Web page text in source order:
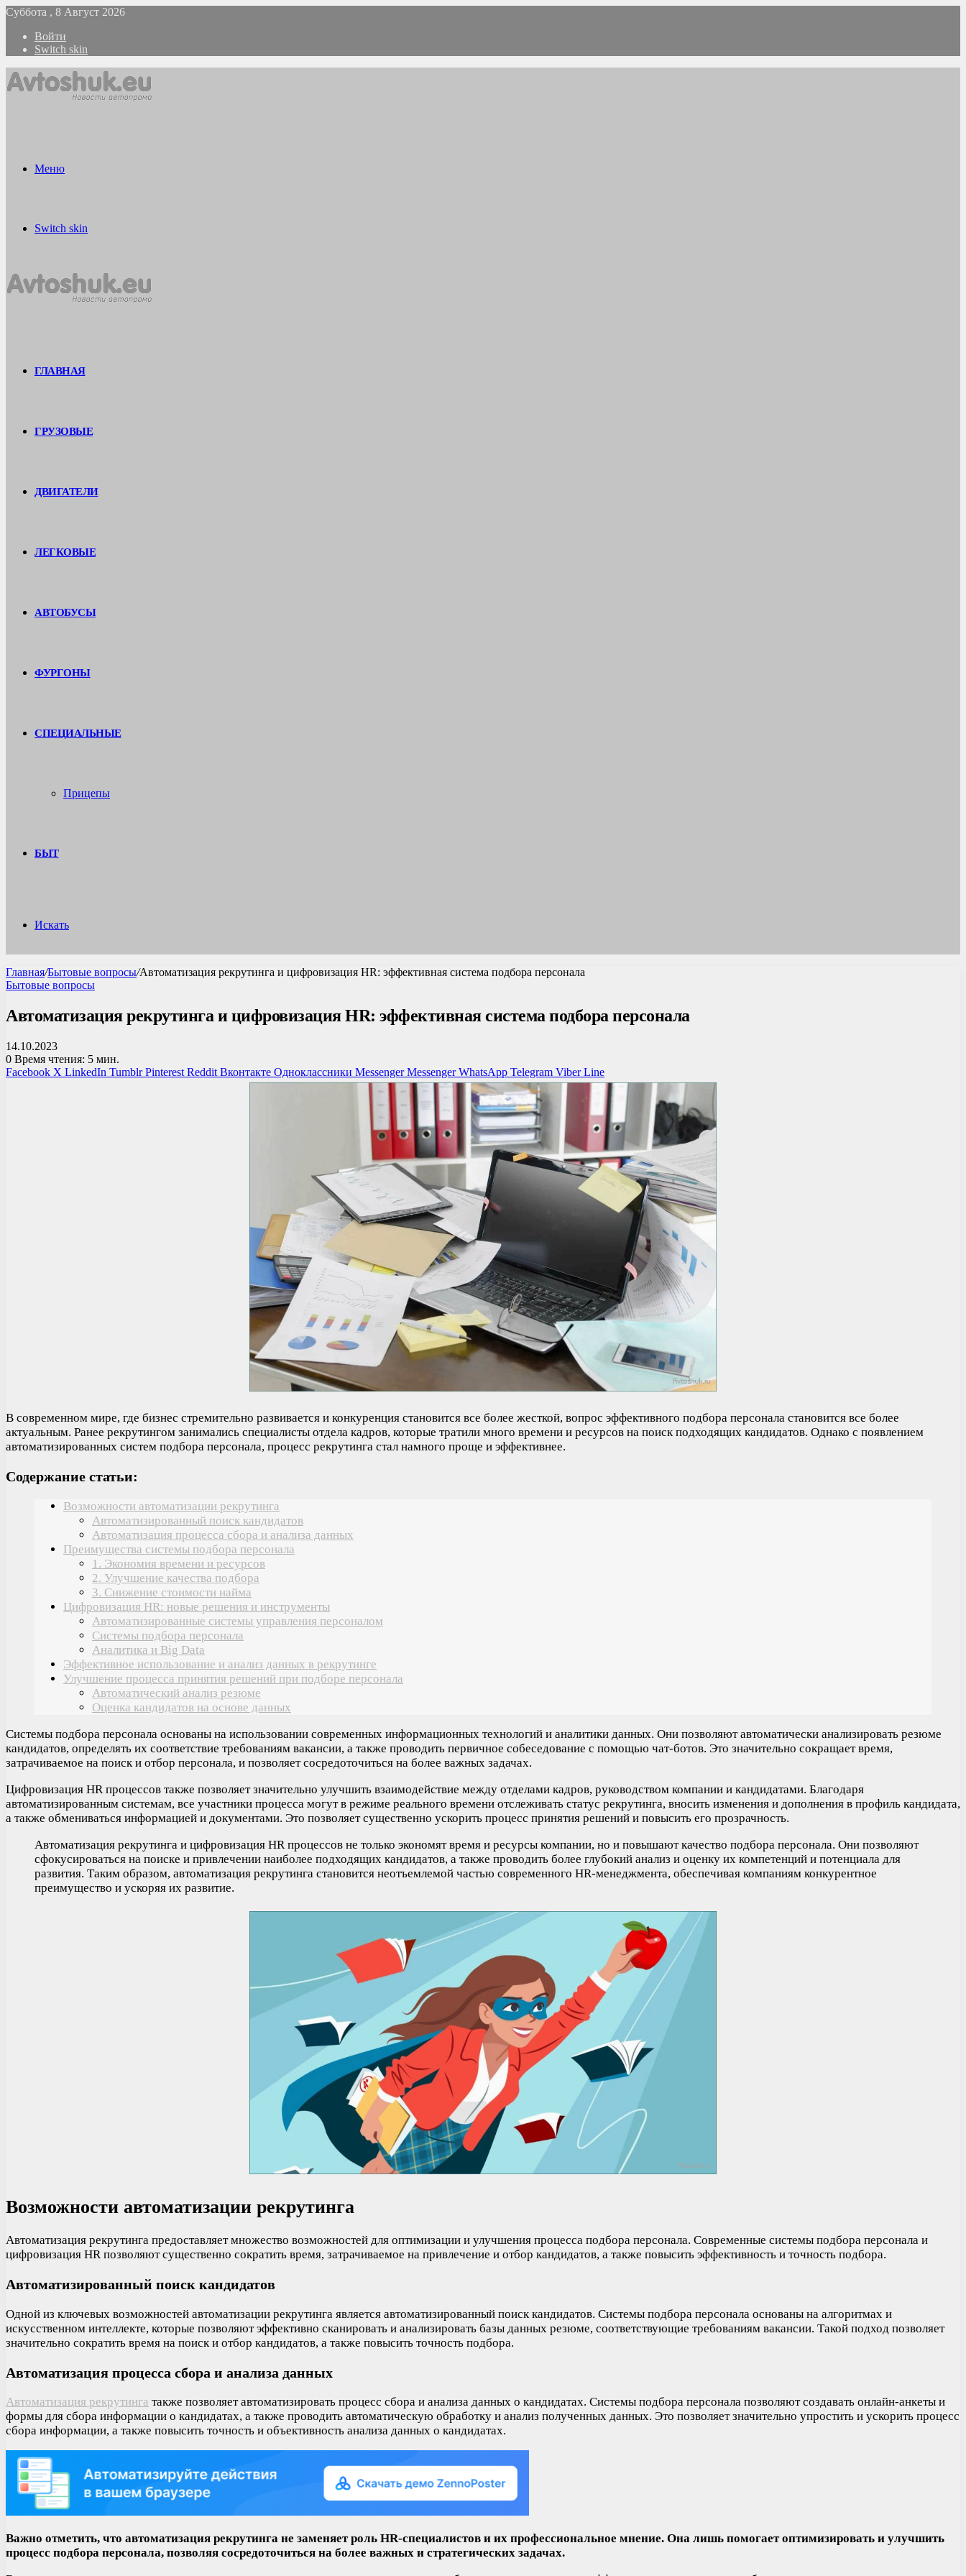
Суббота , 8 Август 2026
Войти
Switch skin
Меню
Switch skin
ГЛАВНАЯ
ГРУЗОВЫЕ
ДВИГАТЕЛИ
ЛЕГКОВЫЕ
АВТОБУСЫ
ФУРГОНЫ
СПЕЦИАЛЬНЫЕ
Прицепы
БЫТ
Искать
Главная/Бытовые вопросы/Автоматизация рекрутинга и цифровизация HR: эффективная система подбора персонала
Бытовые вопросы
Автоматизация рекрутинга и цифровизация HR: эффективная система подбора персонала
14.10.2023
0 Время чтения: 5 мин.
Facebook X LinkedIn Tumblr Pinterest Reddit Вконтакте Одноклассники Messenger Messenger WhatsApp Telegram Viber Line
В современном мире, где бизнес стремительно развивается и конкуренция становится все более жесткой, вопрос эффективного подбора персонала становится все более
актуальным. Ранее рекрутингом занимались специалисты отдела кадров, которые тратили много времени и ресурсов на поиск подходящих кандидатов. Однако с появлением
автоматизированных систем подбора персонала, процесс рекрутинга стал намного проще и эффективнее.
Содержание статьи:
Возможности автоматизации рекрутинга
Автоматизированный поиск кандидатов
Автоматизация процесса сбора и анализа данных
Преимущества системы подбора персонала
1. Экономия времени и ресурсов
2. Улучшение качества подбора
3. Снижение стоимости найма
Цифровизация HR: новые решения и инструменты
Автоматизированные системы управления персоналом
Системы подбора персонала
Аналитика и Big Data
Эффективное использование и анализ данных в рекрутинге
Улучшение процесса принятия решений при подборе персонала
Автоматический анализ резюме
Оценка кандидатов на основе данных
Системы подбора персонала основаны на использовании современных информационных технологий и аналитики данных. Они позволяют автоматически анализировать резюме
кандидатов, определять их соответствие требованиям вакансии, а также проводить первичное собеседование с помощью чат-ботов. Это значительно сокращает время,
затрачиваемое на поиск и отбор персонала, и позволяет сосредоточиться на более важных задачах.
Цифровизация HR процессов также позволяет значительно улучшить взаимодействие между отделами кадров, руководством компании и кандидатами. Благодаря
автоматизированным системам, все участники процесса могут в режиме реального времени отслеживать статус рекрутинга, вносить изменения и дополнения в профиль кандидата,
а также обмениваться информацией и документами. Это позволяет существенно ускорить процесс принятия решений и повысить его прозрачность.
Автоматизация рекрутинга и цифровизация HR процессов не только экономят время и ресурсы компании, но и повышают качество подбора персонала. Они позволяют
сфокусироваться на поиске и привлечении наиболее подходящих кандидатов, а также проводить более глубокий анализ и оценку их компетенций и потенциала для
развития. Таким образом, автоматизация рекрутинга становится неотъемлемой частью современного HR-менеджмента, обеспечивая компаниям конкурентное
преимущество и ускоряя их развитие.
Возможности автоматизации рекрутинга
Автоматизация рекрутинга предоставляет множество возможностей для оптимизации и улучшения процесса подбора персонала. Современные системы подбора персонала и
цифровизация HR позволяют существенно сократить время, затрачиваемое на привлечение и отбор кандидатов, а также повысить эффективность и точность подбора.
Автоматизированный поиск кандидатов
Одной из ключевых возможностей автоматизации рекрутинга является автоматизированный поиск кандидатов. Системы подбора персонала основаны на алгоритмах и
искусственном интеллекте, которые позволяют эффективно сканировать и анализировать базы данных резюме, соответствующие требованиям вакансии. Такой подход позволяет
значительно сократить время на поиск и отбор кандидатов, а также повысить точность подбора.
Автоматизация процесса сбора и анализа данных
Автоматизация рекрутинга также позволяет автоматизировать процесс сбора и анализа данных о кандидатах. Системы подбора персонала позволяют создавать онлайн-анкеты и
формы для сбора информации о кандидатах, а также проводить автоматическую обработку и анализ полученных данных. Это позволяет значительно упростить и ускорить процесс
сбора информации, а также повысить точность и объективность анализа данных о кандидатах.
Важно отметить, что автоматизация рекрутинга не заменяет роль HR-специалистов и их профессиональное мнение. Она лишь помогает оптимизировать и улучшить
процесс подбора персонала, позволяя сосредоточиться на более важных и стратегических задачах.